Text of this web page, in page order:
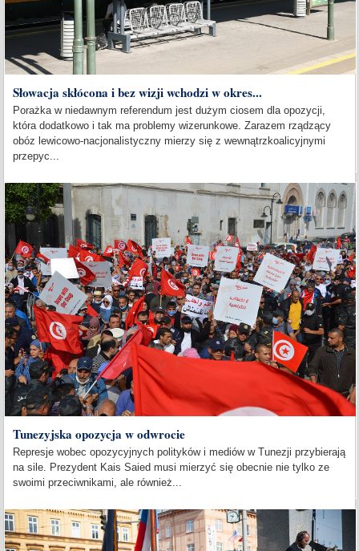
Słowacja skłócona i bez wizji wchodzi w okres...
Porażka w niedawnym referendum jest dużym ciosem dla opozycji,
która dodatkowo i tak ma problemy wizerunkowe. Zarazem rządzący
obóz lewicowo-nacjonalistyczny mierzy się z wewnątrzkoalicyjnymi
przepyc...
Tunezyjska opozycja w odwrocie
Represje wobec opozycyjnych polityków i mediów w Tunezji przybierają
na sile. Prezydent Kais Saied musi mierzyć się obecnie nie tylko ze
swoimi przeciwnikami, ale również...